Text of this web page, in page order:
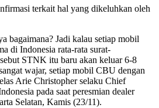
terkait hal yang dikeluhkan oleh
bagaimana? Jadi kalau setiap mobil
di Indonesia rata-rata surat-
STNK itu baru akan keluar 6-8
wajar, setiap mobil CBU dengan
Arie Christopher selaku Chief
pada saat peresmian dealer
Selatan, Kamis (23/11).